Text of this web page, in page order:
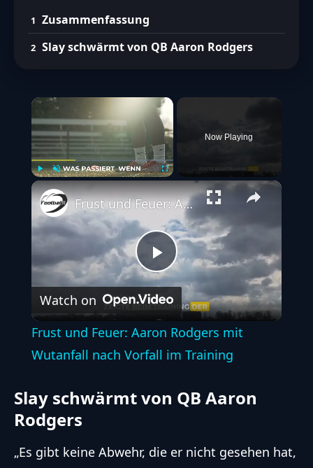
Zusammenfassung
Slay schwärmt von QB Aaron Rodgers
×
Play Unmute Fullscreen
Now Playing
Play
Video
Frust und Feuer: Aaron Rodgers mit Wutanfall nach Vorfall im Training
Watch on
Frust und Feuer: Aaron Rodgers mit
Wutanfall nach Vorfall im Training
Slay schwärmt von QB Aaron
Rodgers
„Es gibt keine Abwehr, die er nicht gesehen hat,